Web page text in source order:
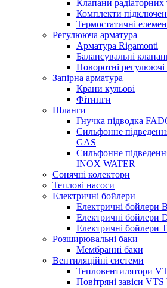
Клапани радіаторних
Комплекти
Термостатичні
Регулююча арматура
Арматура Rigamonti
Балансувальні
Поворотні регулюючі
Запірна арматура
Крани кульові
Фітинги
Шланги
Гнучка підводка
Сильфонне
GAS
Сильфонне
INOX WATER
Сонячні колектори
Теплові насоси
Електричні бойлери
Електричні бойлери
Електричні бойлери
Електричні бойлери
Розширювальні баки
Мембранні баки
Вентиляційні системи
Тепловентилятори
Повітряні завіси